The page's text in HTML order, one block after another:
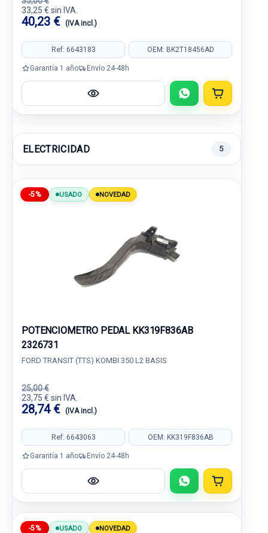
33,25 € sin IVA.
40,23 € (IVA incl.)
Ref: 6643183 OEM: BK2T18456AD
Garantía 1 año Envío 24-48h
ELECTRICIDAD 5
-5% USADO NOVEDAD
POTENCIOMETRO PEDAL KK319F836AB
2326731
FORD TRANSIT (TTS) KOMBI 350 L2 BASIS
25,00 €
23,75 € sin IVA.
28,74 € (IVA incl.)
Ref: 6643063 OEM: KK319F836AB
Garantía 1 año Envío 24-48h
-5% USADO NOVEDAD